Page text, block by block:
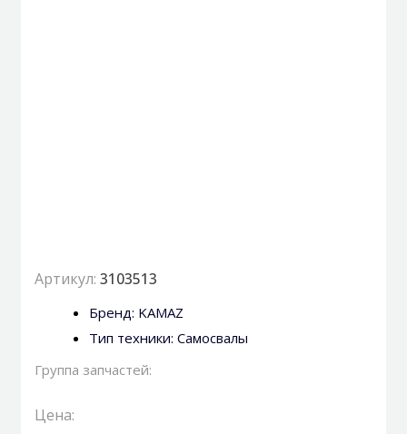
Артикул: 3103513
Бренд: KAMAZ
Тип техники: Самосвалы
Группа запчастей:
Цена: